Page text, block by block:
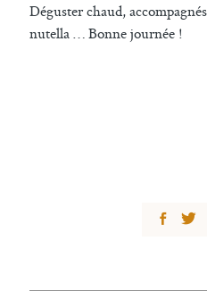
Déguster chaud,
nutella … Bonne journée !